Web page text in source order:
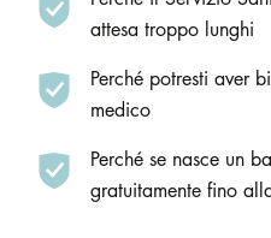
attesa troppo lunghi
Perché potresti aver
medico
Perché se nasce un
gratuitamente fino